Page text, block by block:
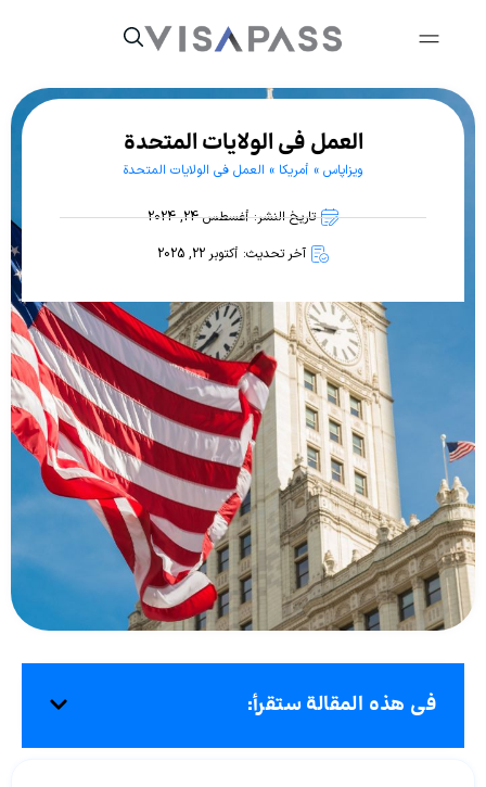
العمل في الولايات المتحدة
ویزاپاس » أمريكا » العمل في الولايات المتحدة
تاريخ النشر: أغسطس 24, 2024
آخر تحديث: أكتوبر 22, 2025
في هذه المقالة ستقرأ: